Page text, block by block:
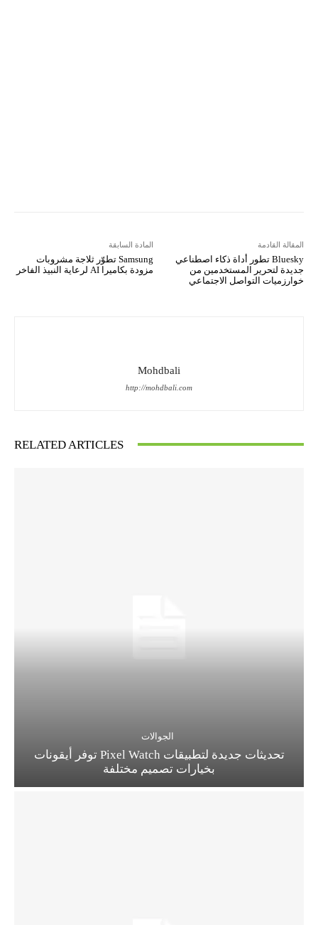
المادة السابقة
Samsung تطوّر ثلاجة مشروبات
مزودة بكاميرا AI لرعاية النبيذ الفاخر
المقالة القادمة
Bluesky تطور أداة ذكاء اصطناعي
جديدة لتحرير المستخدمين من
خوارزميات التواصل الاجتماعي
Mohdbali
http://mohdbali.com
RELATED ARTICLES
الجوالات
تحديثات جديدة لتطبيقات Pixel Watch توفر أيقونات
بخيارات تصميم مختلفة